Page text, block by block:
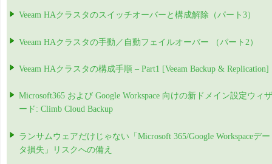
Veeam HAクラスタのスイッチオーバーと構成解除（パート3）
Veeam HAクラスタの手動／自動フェイルオーバー （パート2）
Veeam HAクラスタの構成手順 – Part1 [Veeam Backup & Replication]
Microsoft365 および Google Workspace 向けの新ドメイン設定ウィザ
ード: Climb Cloud Backup
ランサムウェアだけじゃない「Microsoft 365/Google Workspaceデー
タ損失」リスクへの備え